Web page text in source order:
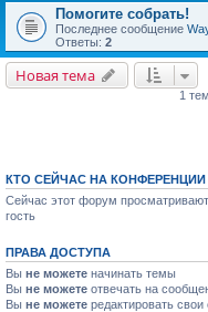
Помогите собрать!
Последнее сообщение
Ответы: 2
Новая тема
1
КТО СЕЙЧАС НА КОНФЕРЕНЦИИ
Сейчас этот форум
гость
ПРАВА ДОСТУПА
Вы не можете начинать темы
Вы не можете отвечать на
Вы не можете редактировать